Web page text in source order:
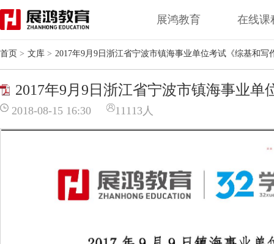
展鸿教育 在线课
首页 > 文库 > 2017年9月9日浙江省宁波市镇海事业单位考试《综基和写
2017年9月9日浙江省宁波市镇海事业单位考
2018-08-15 16:30 11113人